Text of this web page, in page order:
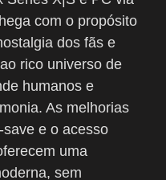
com o propósito
dos fãs e
rico universo de
humanos e
As melhorias
e o acesso
uma
sem